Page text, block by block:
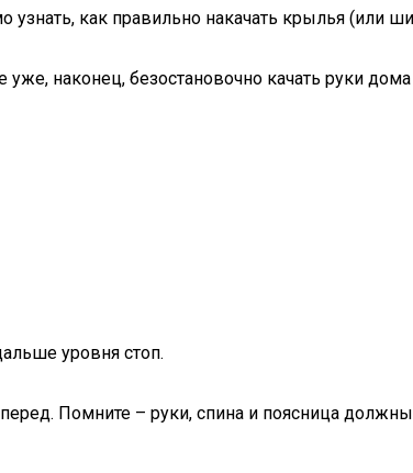
как правильно накачать крылья
наконец, безостановочно качать руки
уровня стоп.
Помните – руки, спина и поясница